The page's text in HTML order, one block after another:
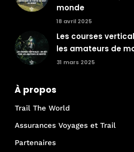
monde
18 avril 2025
Les courses
les amateurs de
31 mars 2025
À propos
Trail The World
Assurances Voyages et Trail
Partenaires